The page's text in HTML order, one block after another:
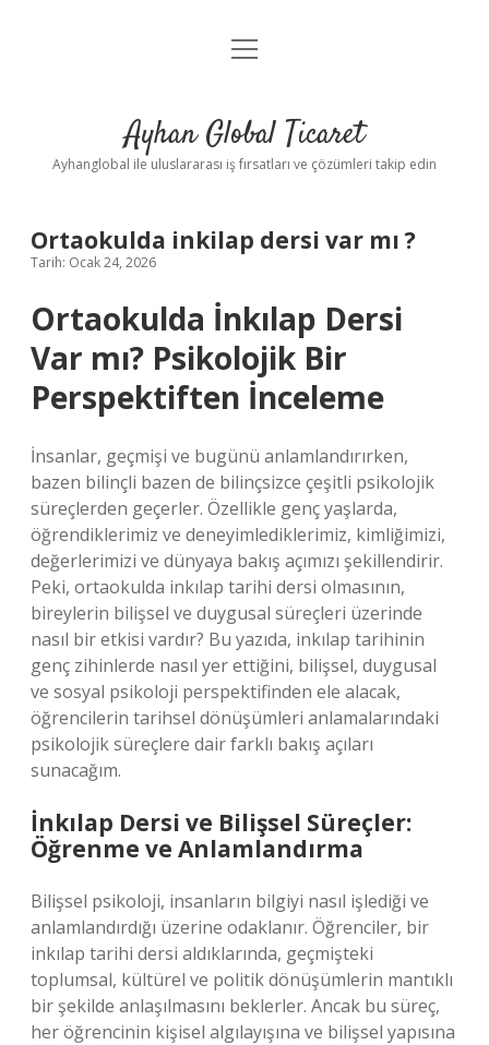
Anasayfa
Yasal Uyarı
menüyü
Ayhan Global Ticaret
Ayhanglobal ile uluslararası iş fırsatları ve çözümleri takip edin
Ortaokulda inkilap dersi var mı ?
Tarih: Ocak 24, 2026
Ortaokulda İnkılap Dersi
Var mı? Psikolojik Bir
Perspektiften İnceleme
İnsanlar, geçmişi ve bugünü anlamlandırırken,
bazen bilinçli bazen de bilinçsizce çeşitli psikolojik
süreçlerden geçerler. Özellikle genç yaşlarda,
öğrendiklerimiz ve deneyimlediklerimiz, kimliğimizi,
değerlerimizi ve dünyaya bakış açımızı şekillendirir.
Peki, ortaokulda inkılap tarihi dersi olmasının,
bireylerin bilişsel ve duygusal süreçleri üzerinde
nasıl bir etkisi vardır? Bu yazıda, inkılap tarihinin
genç zihinlerde nasıl yer ettiğini, bilişsel, duygusal
ve sosyal psikoloji perspektifinden ele alacak,
öğrencilerin tarihsel dönüşümleri anlamalarındaki
psikolojik süreçlere dair farklı bakış açıları
sunacağım.
İnkılap Dersi ve Bilişsel Süreçler:
Öğrenme ve Anlamlandırma
Bilişsel psikoloji, insanların bilgiyi nasıl işlediği ve
anlamlandırdığı üzerine odaklanır. Öğrenciler, bir
inkılap tarihi dersi aldıklarında, geçmişteki
toplumsal, kültürel ve politik dönüşümlerin mantıklı
bir şekilde anlaşılmasını beklerler. Ancak bu süreç,
her öğrencinin kişisel algılayışına ve bilişsel yapısına